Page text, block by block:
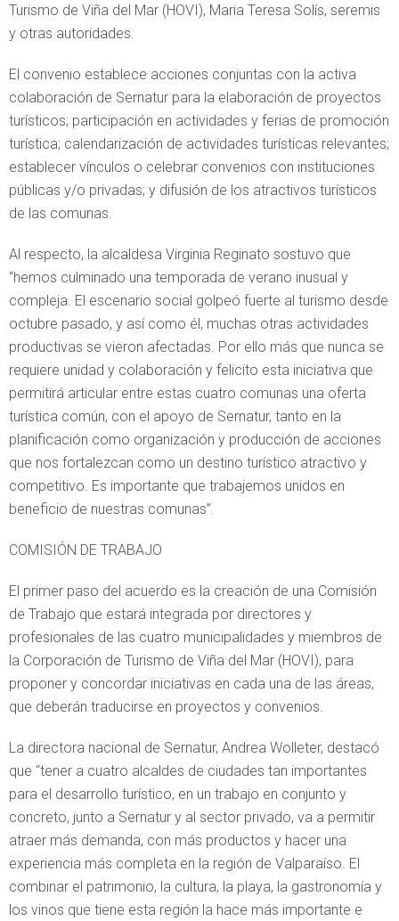
Turismo de Viña del Mar (HOVI), Maria Teresa Solís, seremis
y otras autoridades.
El convenio establece acciones conjuntas con la activa
colaboración de Sernatur para la elaboración de proyectos
turísticos; participación en actividades y ferias de promoción
turística; calendarización de actividades turísticas relevantes;
establecer vínculos o celebrar convenios con instituciones
públicas y/o privadas; y difusión de los atractivos turísticos
de las comunas.
Al respecto, la alcaldesa Virginia Reginato sostuvo que
“hemos culminado una temporada de verano inusual y
compleja. El escenario social golpeó fuerte al turismo desde
octubre pasado, y así como él, muchas otras actividades
productivas se vieron afectadas. Por ello más que nunca se
requiere unidad y colaboración y felicito esta iniciativa que
permitirá articular entre estas cuatro comunas una oferta
turística común, con el apoyo de Sernatur, tanto en la
planificación como organización y producción de acciones
que nos fortalezcan como un destino turístico atractivo y
competitivo. Es importante que trabajemos unidos en
beneficio de nuestras comunas”.
COMISIÓN DE TRABAJO
El primer paso del acuerdo es la creación de una Comisión
de Trabajo que estará integrada por directores y
profesionales de las cuatro municipalidades y miembros de
la Corporación de Turismo de Viña del Mar (HOVI), para
proponer y concordar iniciativas en cada una de las áreas,
que deberán traducirse en proyectos y convenios.
La directora nacional de Sernatur, Andrea Wolleter, destacó
que “tener a cuatro alcaldes de ciudades tan importantes
para el desarrollo turístico, en un trabajo en conjunto y
concreto, junto a Sernatur y al sector privado, va a permitir
atraer más demanda, con más productos y hacer una
experiencia más completa en la región de Valparaíso. El
combinar el patrimonio, la cultura, la playa, la gastronomía y
los vinos que tiene esta región la hace más importante e